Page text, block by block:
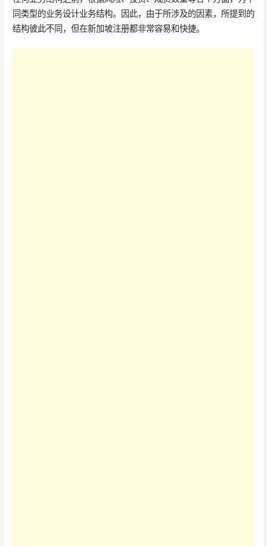
同类型的业务设计业务结构。因此，由于所涉及的因素，所提到的
结构彼此不同，但在新加坡注册都非常容易和快捷。